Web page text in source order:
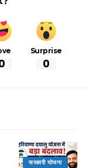
Surprise
0
सरकारी योजना